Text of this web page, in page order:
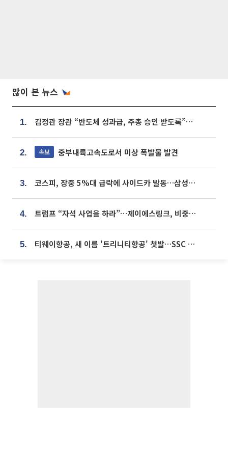
많이 본 뉴스
1. 김정관 장관 “반도체 성과급, 주총 승인 받도록”…상법·자본시장법 개정 시사
2. 속보 중부내륙고속도로서 미상 폭발물 발견
3. 코스피, 장중 5%대 급락에 사이드카 발동…삼성·SK 동반 폭락
4. 트럼프 “자석 사업을 하라”…제이에스링크, 비중국 영구자석 공급망 구축 속도
5. 티웨이항공, 새 이름 '트리니티항공' 첫발…SSC 전략 본격화